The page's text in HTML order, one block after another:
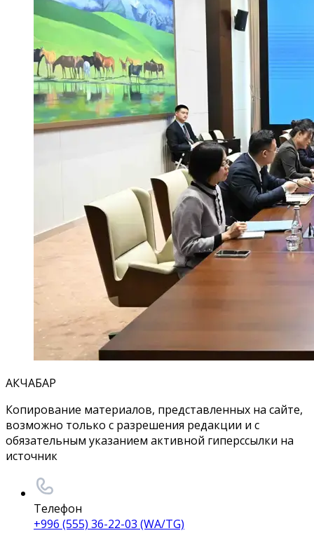
АКЧАБАР
Копирование материалов, представленных на сайте,
возможно только с разрешения редакции и с
обязательным указанием активной гиперссылки на
источник
Телефон
+996 (555) 36-22-03 (WA/TG)